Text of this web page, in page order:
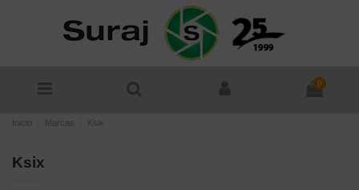
0
Inicio Marcas Ksix
Ksix